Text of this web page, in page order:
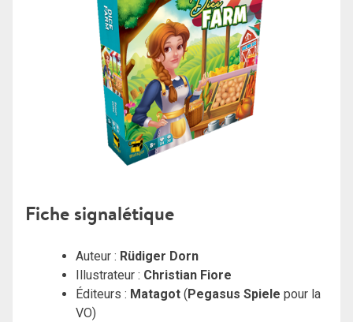
Fiche signalétique
Auteur : Rüdiger Dorn
Illustrateur : Christian Fiore
Éditeurs : Matagot ( Pegasus Spiele pour la
VO)